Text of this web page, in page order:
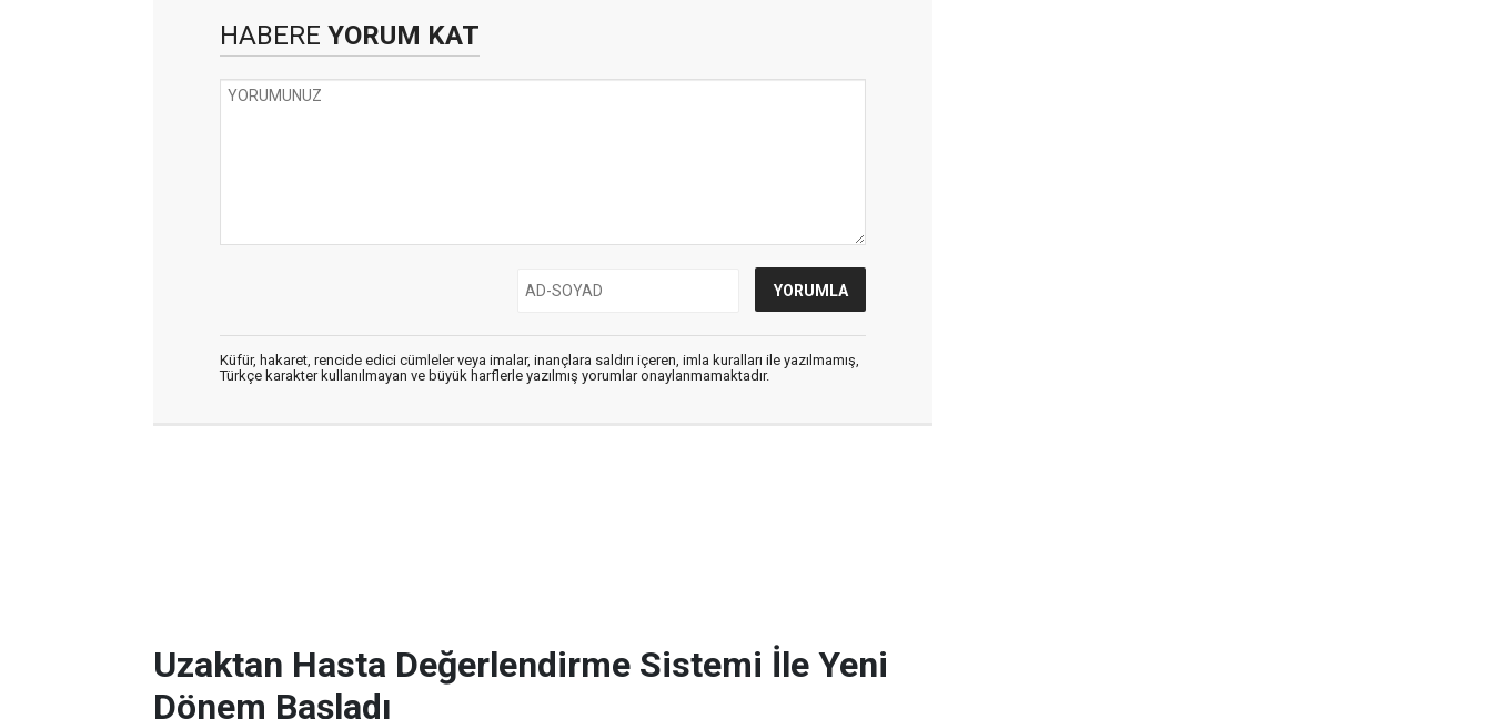
HABERE YORUM KAT
Küfür, hakaret, rencide edici cümleler veya imalar, inançlara saldırı içeren, imla kuralları ile yazılmamış,
Türkçe karakter kullanılmayan ve büyük harflerle yazılmış yorumlar onaylanmamaktadır.
Uzaktan Hasta Değerlendirme Sistemi İle Yeni
Dönem Başladı